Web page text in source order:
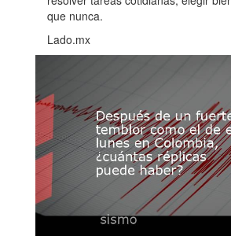
que nunca.
Lado.mx